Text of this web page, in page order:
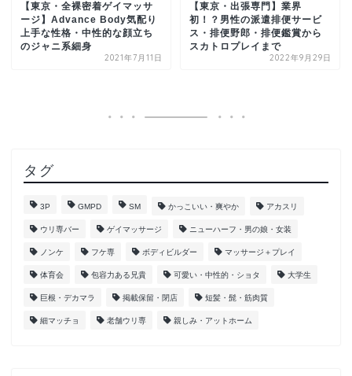
【東京・全裸密着ゲイマッサ
ージ】Advance Body気配り
上手な性格・中性的な顔立ち
のジャニ系細身
2021年7月11日
【東京・出張専門】業界
初！？男性の派遣排便サービ
ス・排便野郎・排便鑑賞から
スカトロプレイまで
2022年9月29日
タグ
3P GMPD SM かっこいい・爽やか アカスリ
ウリ専バー ゲイマッサージ ニューハーフ・男の娘・女装
ノンケ フケ専 ボディビルダー マッサージ＋プレイ
体育会 包容力ある兄貴 可愛い・中性的・ショタ 大学生
巨根・デカマラ 掲載保留・閉店 短髪・髭・筋肉質
細マッチョ 老舗ウリ専 親しみ・アットホーム